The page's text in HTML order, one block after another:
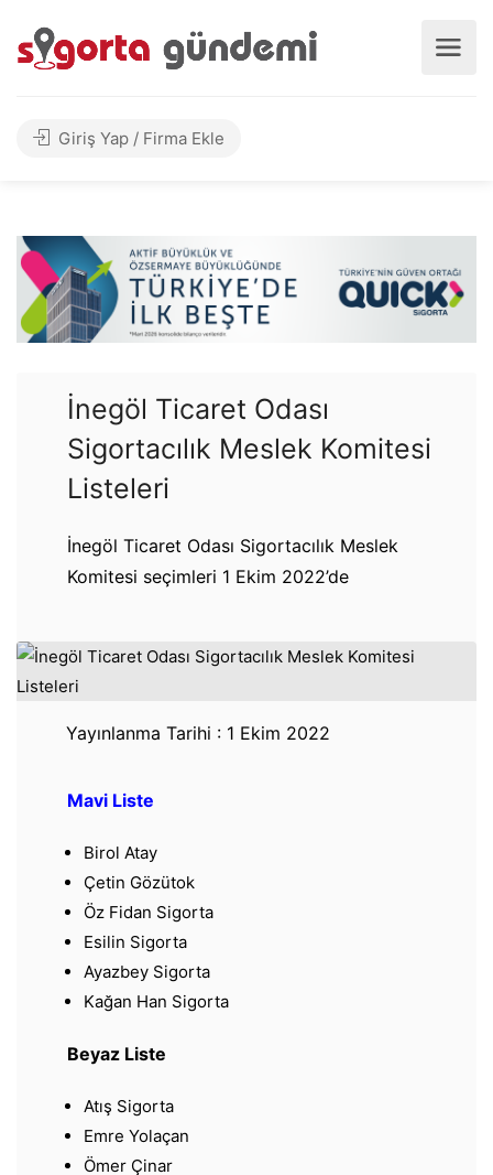
Giriş Yap / Firma Ekle
İnegöl Ticaret Odası
Sigortacılık Meslek Komitesi
Listeleri
İnegöl Ticaret Odası Sigortacılık Meslek
Komitesi seçimleri 1 Ekim 2022’de
Yayınlanma Tarihi : 1 Ekim 2022
Mavi Liste
Birol Atay
Çetin Gözütok
Öz Fidan Sigorta
Esilin Sigorta
Ayazbey Sigorta
Kağan Han Sigorta
Beyaz Liste
Atış Sigorta
Emre Yolaçan
Ömer Çinar